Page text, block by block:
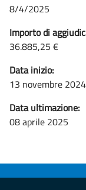
8/4/2025
Importo di
36.885,25 €
Data inizio:
13 novembre 2024
Data ultimazione:
08 aprile 2025